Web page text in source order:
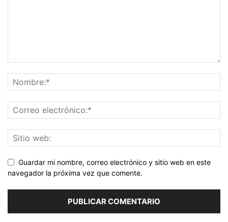
Guardar mi nombre, correo electrónico y sitio web en este
navegador la próxima vez que comente.